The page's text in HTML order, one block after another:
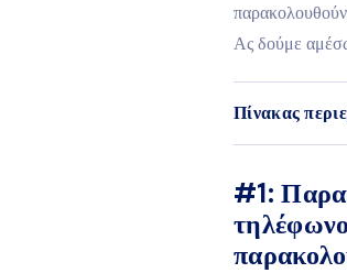
Ας δούμε
Πίνακας
#1: